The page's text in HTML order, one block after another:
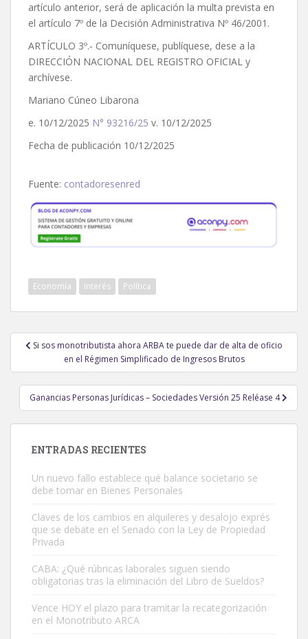
artículo anterior, será de aplicación la multa prevista en
el artículo 7º de la Decisión Administrativa Nº 46/2001.
ARTÍCULO 3º.- Comuníquese, publíquese, dese a la
DIRECCIÓN NACIONAL DEL REGISTRO OFICIAL y
archívese.
Mariano Cúneo Libarona
e. 10/12/2025 N° 93216/25 v. 10/12/2025
Fecha de publicación 10/12/2025
Fuente: contadoresenred
Economía Interés Política
Navegación
entradas
Si sos monotributista ahora ARBA te puede dar de alta de oficio
en el Régimen Simplificado de Ingresos Brutos
Ganancias Personas Jurídicas – Sociedades Versión 25 Reléase 4
ENTRADAS RECIENTES
Un nuevo fallo establece qué balance societario se
debe tomar en Bienes Personales
Claves de los cambios en alquileres y desalojo exprés
que se debate en el Senado con la Ley de Propiedad
Privada
CABA: ¿Qué rúbricas laborales siguen siendo
obligatorias tras la eliminación del Libro de Sueldos?
Vence HOY el plazo para tramitar la recategorización
en el Monotributo ARCA